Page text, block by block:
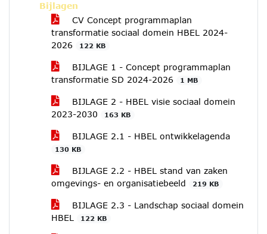
Bijlagen
CV Concept programmaplan
transformatie sociaal domein HBEL 2024-
2026
122 KB
BIJLAGE 1 - Concept programmaplan
transformatie SD 2024-2026
1 MB
BIJLAGE 2 - HBEL visie sociaal domein
2023-2030
163 KB
BIJLAGE 2.1 - HBEL ontwikkelagenda
130 KB
BIJLAGE 2.2 - HBEL stand van zaken
omgevings- en organisatiebeeld
219 KB
BIJLAGE 2.3 - Landschap sociaal domein
HBEL
122 KB